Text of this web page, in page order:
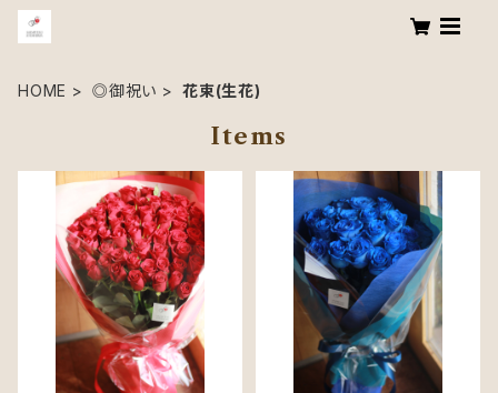
HOME ◎御祝い 花束(生花)
Items